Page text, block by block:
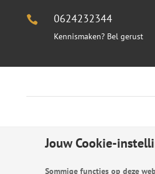
 0624232344
Kennismaken? Bel gerust
Jouw Cookie-
Sommige functies op deze